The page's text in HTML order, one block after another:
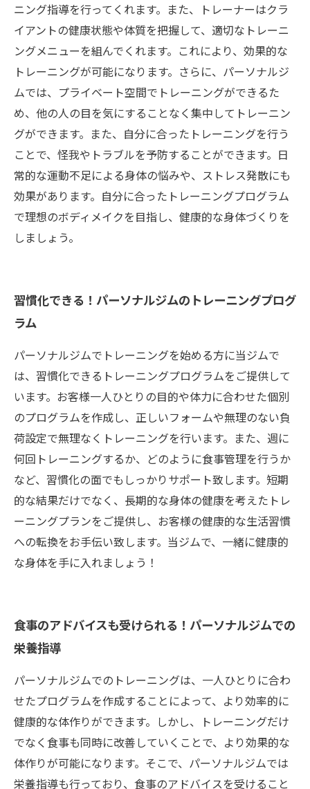
ニング指導を行ってくれます。また、トレーナーはクラ
イアントの健康状態や体質を把握して、適切なトレーニ
ングメニューを組んでくれます。これにより、効果的な
トレーニングが可能になります。さらに、パーソナルジ
ムでは、プライベート空間でトレーニングができるた
め、他の人の目を気にすることなく集中してトレーニン
グができます。また、自分に合ったトレーニングを行う
ことで、怪我やトラブルを予防することができます。日
常的な運動不足による身体の悩みや、ストレス発散にも
効果があります。自分に合ったトレーニングプログラム
で理想のボディメイクを目指し、健康的な身体づくりを
しましょう。
習慣化できる！パーソナルジムのトレーニングプログ
ラム
パーソナルジムでトレーニングを始める方に当ジムで
は、習慣化できるトレーニングプログラムをご提供して
います。お客様一人ひとりの目的や体力に合わせた個別
のプログラムを作成し、正しいフォームや無理のない負
荷設定で無理なくトレーニングを行います。また、週に
何回トレーニングするか、どのように食事管理を行うか
など、習慣化の面でもしっかりサポート致します。短期
的な結果だけでなく、長期的な身体の健康を考えたトレ
ーニングプランをご提供し、お客様の健康的な生活習慣
への転換をお手伝い致します。当ジムで、一緒に健康的
な身体を手に入れましょう！
食事のアドバイスも受けられる！パーソナルジムでの
栄養指導
パーソナルジムでのトレーニングは、一人ひとりに合わ
せたプログラムを作成することによって、より効率的に
健康的な体作りができます。しかし、トレーニングだけ
でなく食事も同時に改善していくことで、より効果的な
体作りが可能になります。そこで、パーソナルジムでは
栄養指導も行っており、食事のアドバイスを受けること